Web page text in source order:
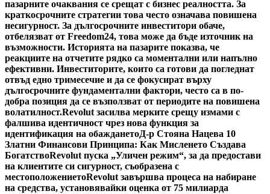
пазарните очаквания се срещат с бизнес реалността. За
краткосрочните стратегии това често означава повишена
несигурност. За дългосрочните инвеститори обаче,
отбелязват от Freedom24, това може да бъде източник на
възможности. Историята на пазарите показва, че
реакциите на отчетите рядко са моментални или напълно
ефективни. Инвеститорите, които са готови да погледнат
отвъд едно тримесечие и да се фокусират върху
дългосрочните фундаментални фактори, често са в по-
добра позиция да се възползват от периодите на повишена
волатилност.Revolut засилва мерките срещу измами с
фалшива идентичност чрез нова функция за
идентификация на обажданетоД-р Стояна Нацева 10
Златни Финансови Принципа: Как Мисленето Създава
БогатствоRevolut пуска „Уличен режим“, за да предостави
на клиентите си сигурност, съобразена с
местоположениетоRevolut завършва процеса на набиране
на средства, установявайки оценка от 75 милиарда